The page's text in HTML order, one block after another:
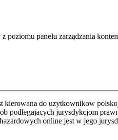
panelu zarządzania
do uzytkownikow
podlegajacych jurysdykcjom
online jest w jego